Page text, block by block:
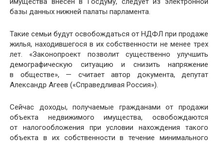
базы данных нижней палаты парламента.
Такие семьи будут освобождаться от НДФЛ при продаже
жилья, находившегося в их собственности не менее трех
лет. «Законопроект позволит существенно улучшить
демографическую ситуацию и снизить напряжение
в обществе», — считает автор документа, депутат
Александр Агеев («Справедливая Россия»).
Сейчас доходы, получаемые гражданами от продажи
объекта недвижимого имущества, освобождаются
от налогообложения при условии нахождения такого
объекта в их собственности в течение минимального